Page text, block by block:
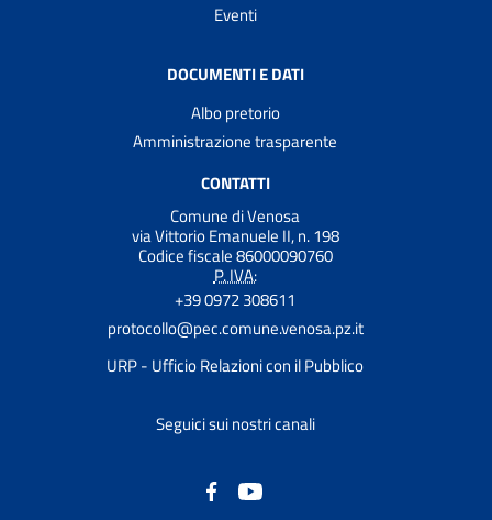
Eventi
DOCUMENTI E DATI
Albo pretorio
Amministrazione trasparente
CONTATTI
Comune di Venosa
via Vittorio Emanuele II, n. 198
Codice fiscale 86000090760
P. IVA:
+39 0972 308611
protocollo@pec.comune.venosa.pz.it
URP - Ufficio Relazioni con il Pubblico
Seguici sui nostri canali